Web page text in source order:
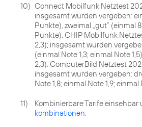
10) Connect Mobilfunk Netztest
insgesamt wurden vergeben:
Punkte), zweimal „gut“ (einmal
Punkte). CHIP Mobilfunk
2,3); insgesamt wurden
(einmal Note 1,3; einmal Note
2,3). ComputerBild Netztest
insgesamt wurden vergeben:
Note 1,8; einmal Note 1,9; einmal
11) Kombinierbare Tarife einsehbar
kombinationen.